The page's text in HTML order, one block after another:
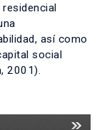
así como
social
2001).